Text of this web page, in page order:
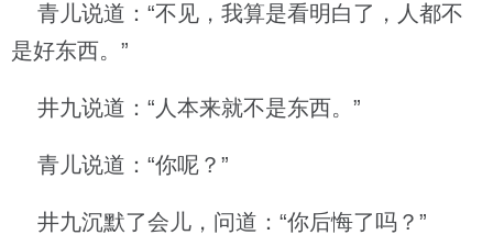
青儿说道：“不见，我算是看明白了，人都不
是好东西。”
井九说道：“人本来就不是东西。”
青儿说道：“你呢？”
井九沉默了会儿，问道：“你后悔了吗？”